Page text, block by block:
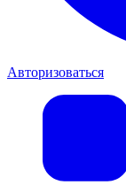
Авторизоваться